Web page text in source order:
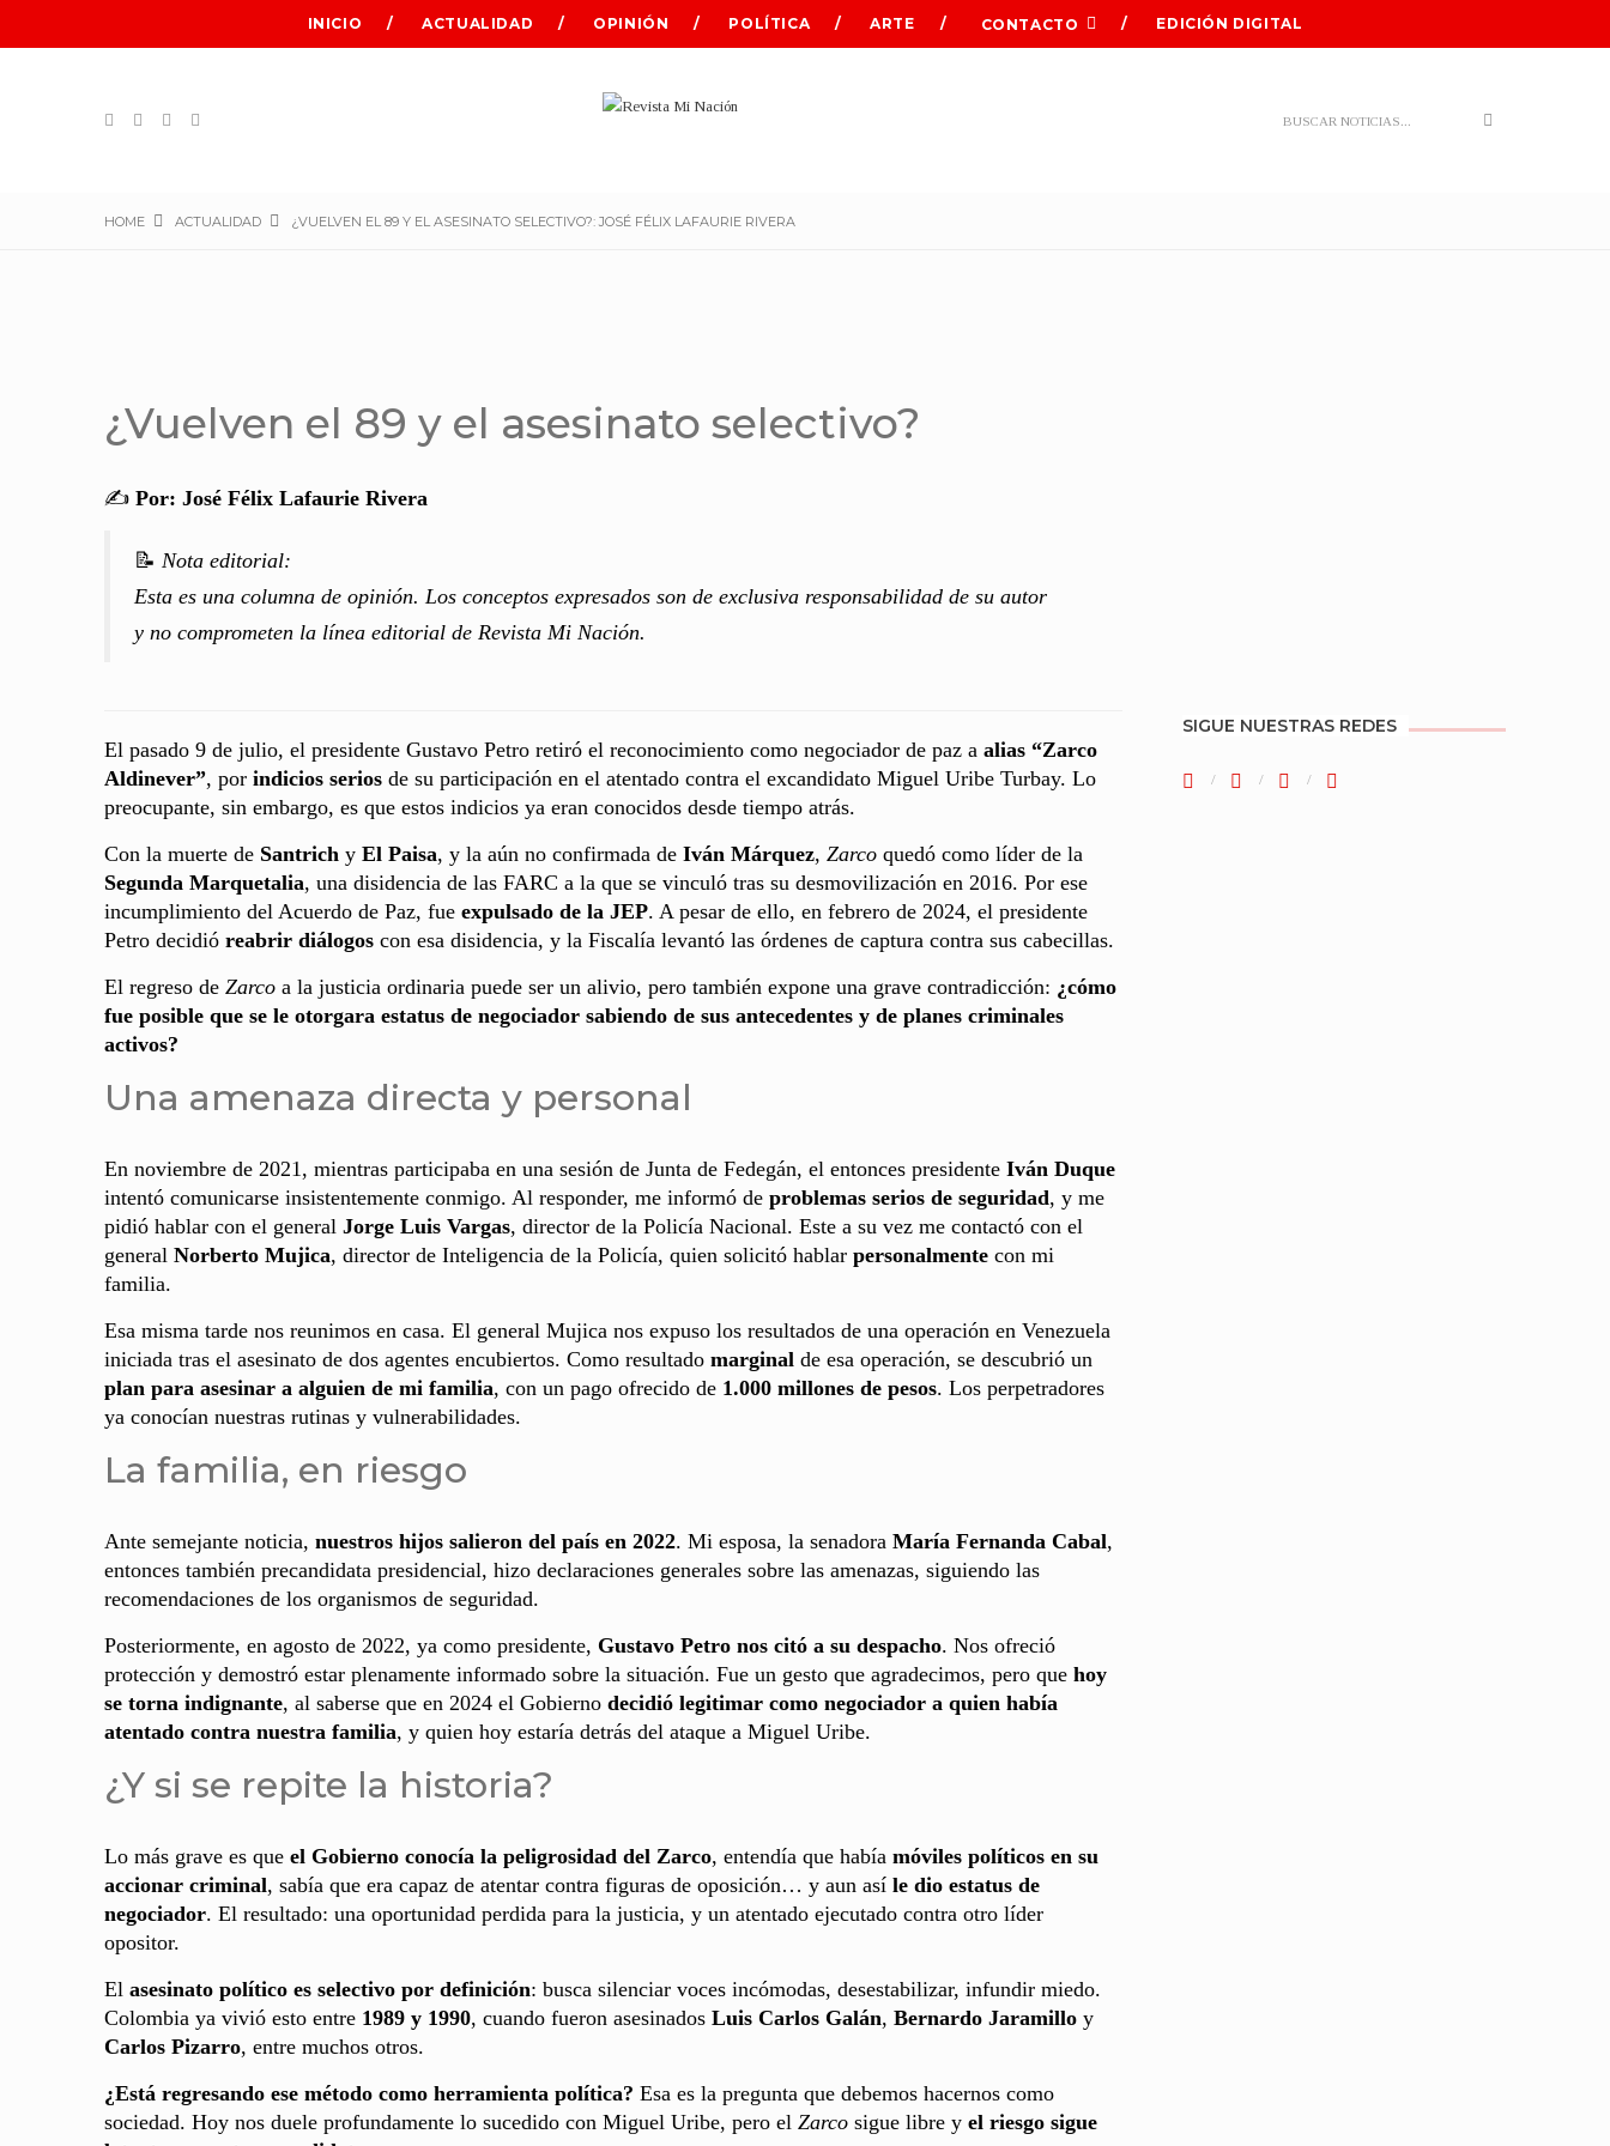
INICIO ACTUALIDAD OPINIÓN POLÍTICA ARTE CONTACTO EDICIÓN DIGITAL
Search
HOME ACTUALIDAD ¿VUELVEN EL 89 Y EL ASESINATO SELECTIVO?: JOSÉ FÉLIX LAFAURIE RIVERA
¿Vuelven el 89 y el asesinato selectivo?
✍️ Por: José Félix Lafaurie Rivera
📝 Nota editorial:
Esta es una columna de opinión. Los conceptos expresados son de exclusiva responsabilidad de su autor
y no comprometen la línea editorial de Revista Mi Nación.
El pasado 9 de julio, el presidente Gustavo Petro retiró el reconocimiento como negociador de paz a alias “Zarco
Aldinever”, por indicios serios de su participación en el atentado contra el excandidato Miguel Uribe Turbay. Lo
preocupante, sin embargo, es que estos indicios ya eran conocidos desde tiempo atrás.
Con la muerte de Santrich y El Paisa, y la aún no confirmada de Iván Márquez, Zarco quedó como líder de la
Segunda Marquetalia, una disidencia de las FARC a la que se vinculó tras su desmovilización en 2016. Por ese
incumplimiento del Acuerdo de Paz, fue expulsado de la JEP. A pesar de ello, en febrero de 2024, el presidente
Petro decidió reabrir diálogos con esa disidencia, y la Fiscalía levantó las órdenes de captura contra sus cabecillas.
El regreso de Zarco a la justicia ordinaria puede ser un alivio, pero también expone una grave contradicción: ¿cómo
fue posible que se le otorgara estatus de negociador sabiendo de sus antecedentes y de planes criminales
activos?
Una amenaza directa y personal
En noviembre de 2021, mientras participaba en una sesión de Junta de Fedegán, el entonces presidente Iván Duque
intentó comunicarse insistentemente conmigo. Al responder, me informó de problemas serios de seguridad, y me
pidió hablar con el general Jorge Luis Vargas, director de la Policía Nacional. Este a su vez me contactó con el
general Norberto Mujica, director de Inteligencia de la Policía, quien solicitó hablar personalmente con mi
familia.
Esa misma tarde nos reunimos en casa. El general Mujica nos expuso los resultados de una operación en Venezuela
iniciada tras el asesinato de dos agentes encubiertos. Como resultado marginal de esa operación, se descubrió un
plan para asesinar a alguien de mi familia, con un pago ofrecido de 1.000 millones de pesos. Los perpetradores
ya conocían nuestras rutinas y vulnerabilidades.
La familia, en riesgo
Ante semejante noticia, nuestros hijos salieron del país en 2022. Mi esposa, la senadora María Fernanda Cabal,
entonces también precandidata presidencial, hizo declaraciones generales sobre las amenazas, siguiendo las
recomendaciones de los organismos de seguridad.
Posteriormente, en agosto de 2022, ya como presidente, Gustavo Petro nos citó a su despacho. Nos ofreció
protección y demostró estar plenamente informado sobre la situación. Fue un gesto que agradecimos, pero que hoy
se torna indignante, al saberse que en 2024 el Gobierno decidió legitimar como negociador a quien había
atentado contra nuestra familia, y quien hoy estaría detrás del ataque a Miguel Uribe.
¿Y si se repite la historia?
Lo más grave es que el Gobierno conocía la peligrosidad del Zarco, entendía que había móviles políticos en su
accionar criminal, sabía que era capaz de atentar contra figuras de oposición… y aun así le dio estatus de
negociador. El resultado: una oportunidad perdida para la justicia, y un atentado ejecutado contra otro líder
opositor.
El asesinato político es selectivo por definición: busca silenciar voces incómodas, desestabilizar, infundir miedo.
Colombia ya vivió esto entre 1989 y 1990, cuando fueron asesinados Luis Carlos Galán, Bernardo Jaramillo y
Carlos Pizarro, entre muchos otros.
¿Está regresando ese método como herramienta política? Esa es la pregunta que debemos hacernos como
sociedad. Hoy nos duele profundamente lo sucedido con Miguel Uribe, pero el Zarco sigue libre y el riesgo sigue
SIGUE NUESTRAS REDES